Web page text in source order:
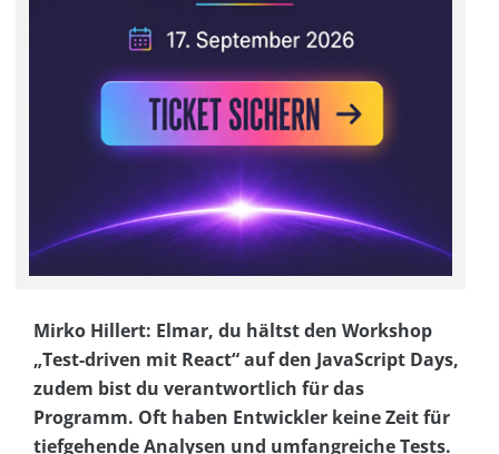
Mirko Hillert: Elmar, du hältst den Workshop
„Test-driven mit React“ auf den JavaScript Days,
zudem bist du verantwortlich für das
Programm. Oft haben Entwickler keine Zeit für
tiefgehende Analysen und umfangreiche Tests.